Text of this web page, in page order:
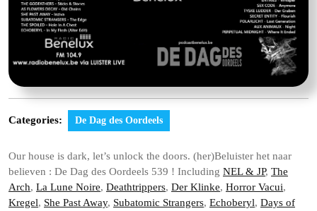
Categories: De Dag des Oordeels
Our house is dark, let’s unlock the doors. (her)Beluister het naar
believen : De Dag des Oordeels 539 ! Including NEL & JP, The
Arch, La Lune Noire, Deathtrippers, Der Klinke, Horror Vacui,
Kregel, She Past Away, Subatomic Strangers, Echoberyl, Days of